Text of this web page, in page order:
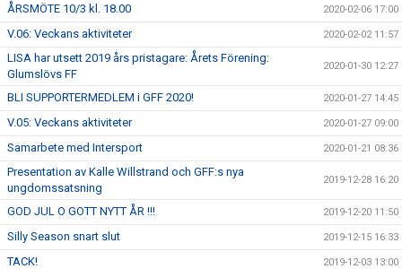
ÅRSMÖTE 10/3 kl. 18.00 2020-02-06 17:00
V.06: Veckans aktiviteter 2020-02-02 11:57
LISA har utsett 2019 års pristagare: Årets Förening:
Glumslövs FF
2020-01-30 12:27
BLI SUPPORTERMEDLEM i GFF 2020! 2020-01-27 14:45
V.05: Veckans aktiviteter 2020-01-27 09:00
Samarbete med Intersport 2020-01-21 08:36
Presentation av Kalle Willstrand och GFF:s nya
ungdomssatsning
2019-12-28 16:20
GOD JUL O GOTT NYTT ÅR !!! 2019-12-20 11:50
Silly Season snart slut 2019-12-15 16:33
TACK! 2019-12-03 13:00